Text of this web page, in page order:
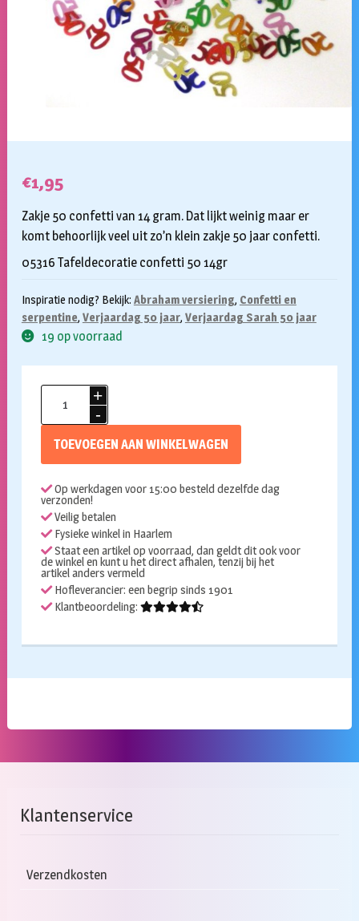
€1,95
Zakje 50 confetti van 14 gram. Dat lijkt weinig maar er
komt behoorlijk veel uit zo’n klein zakje 50 jaar confetti.
05316 Tafeldecoratie confetti 50 14gr
Inspiratie nodig? Bekijk: Abraham versiering, Confetti en
serpentine, Verjaardag 50 jaar, Verjaardag Sarah 50 jaar
19 op voorraad
TOEVOEGEN AAN WINKELWAGEN
Op werkdagen voor 15:00 besteld dezelfde dag
verzonden!
Veilig betalen
Fysieke winkel in Haarlem
Staat een artikel op voorraad, dan geldt dit ook voor
de winkel en kunt u het direct afhalen, tenzij bij het
artikel anders vermeld
Hofleverancier: een begrip sinds 1901
Klantbeoordeling:
Klantenservice
Verzendkosten